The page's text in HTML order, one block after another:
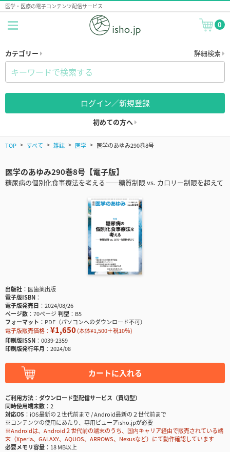
医学・医療の電子コンテンツ配信サービス
0
カテゴリー 詳細検索
ログイン／新規登録
初めての方へ
TOP すべて 雑誌 医学 医学のあゆみ290巻8号
医学のあゆみ290巻8号【電子版】
糖尿病の個別化食事療法を考える――糖質制限 vs. カロリー制限を超えて
出版社
医歯薬出版
電子版ISBN
電子版発売日
2024/08/26
ページ数
70ページ判型
B5
フォーマット
PDF（パソコンへのダウンロード不可）
電子版販売価格： ¥1,650(本体¥1,500＋税10％)
印刷版ISSN
0039-2359
印刷版発行年月
2024/08
カートに入れる
ご利用方法
ダウンロード型配信サービス（買切型）
同時使用端末数
2
対応OS
iOS最新の２世代前まで / Android最新の２世代前まで
※コンテンツの使用にあたり、専用ビューアisho.jpが必要
※Androidは、Android２世代前の端末のうち、国内キャリア経由で販売されている端
末（Xperia、GALAXY、AQUOS、ARROWS、Nexusなど）にて動作確認しています
必要メモリ容量
18 MB以上